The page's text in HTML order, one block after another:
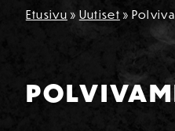
Etusivu » Uutiset »